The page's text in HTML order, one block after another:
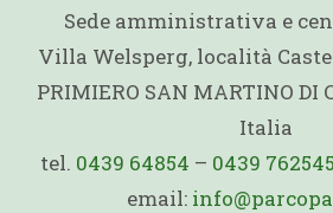
Sede amministrativa e
Villa Welsperg, località
PRIMIERO SAN MARTINO DI
Italia
tel. 0439 64854 – 0439 762545
email: